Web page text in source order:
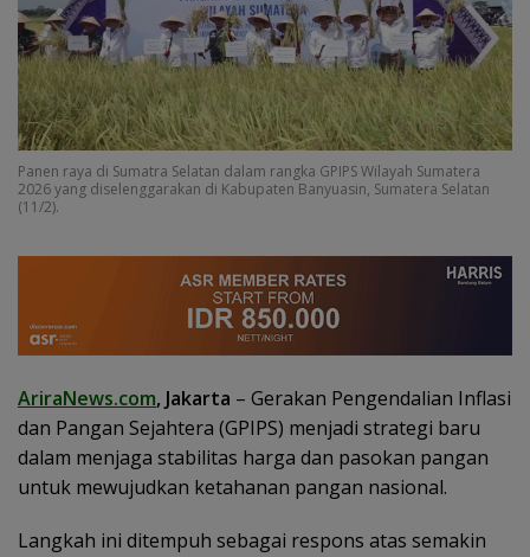
Panen raya di Sumatra Selatan dalam rangka GPIPS Wilayah Sumatera
2026 yang diselenggarakan di Kabupaten Banyuasin, Sumatera Selatan
(11/2).
AriraNews.com, Jakarta – Gerakan Pengendalian Inflasi
dan Pangan Sejahtera (GPIPS) menjadi strategi baru
dalam menjaga stabilitas harga dan pasokan pangan
untuk mewujudkan ketahanan pangan nasional.
Langkah ini ditempuh sebagai respons atas semakin